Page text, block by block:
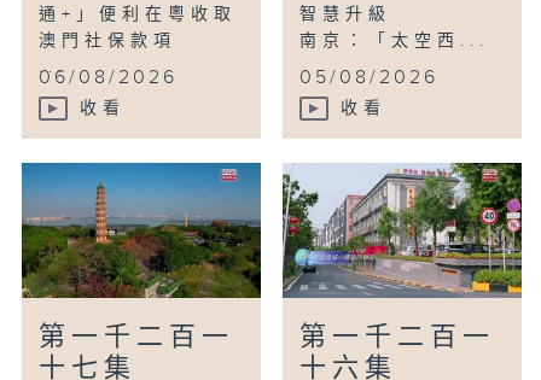
通+」便利在粵收取
澳門社保款項
...
06/08/2026
收看
智慧升級
南京：「太空西...
05/08/2026
收看
第一千二百一
十七集
第一千二百一
十六集